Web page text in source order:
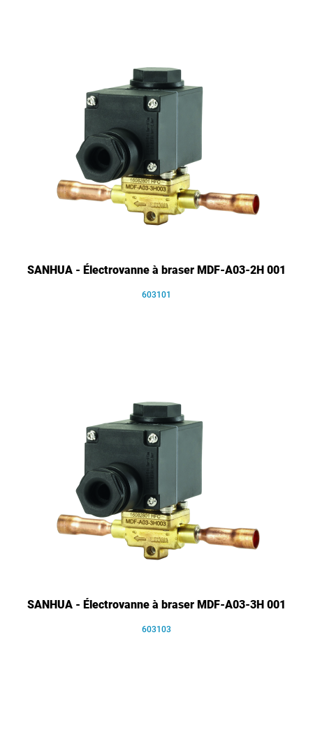
SANHUA - Électrovanne à braser MDF-A03-2H 001
603101
SANHUA - Électrovanne à braser MDF-A03-3H 001
603103